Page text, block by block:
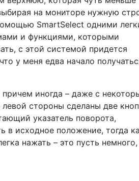
на мониторе нужную
SmartSelect одними
и функциями, которыми
с этой системой придется
у меня едва начало
иногда – даже с
стороны сделаны две
указатель поворота,
в исходное положение, тогда
нажать – это пусть